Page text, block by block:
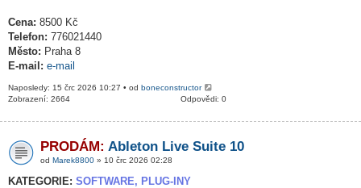
Cena: 8500 Kč
Telefon: 776021440
Město: Praha 8
E-mail: e-mail
Naposledy: 15 črc 2026 10:27 • od boneconstructor
Odpovědi: 0
Zobrazení: 2664
PRODÁM: Ableton Live Suite 10
od Marek8800 » 10 črc 2026 02:28
KATEGORIE: SOFTWARE, PLUG-INY